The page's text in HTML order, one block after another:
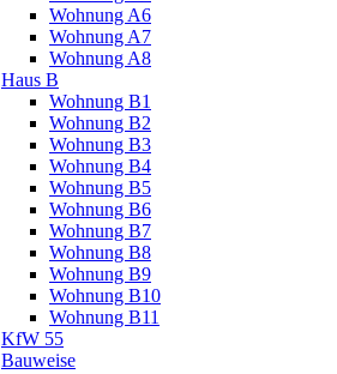
Wohnung A6
Wohnung A7
Wohnung A8
Haus B
Wohnung B1
Wohnung B2
Wohnung B3
Wohnung B4
Wohnung B5
Wohnung B6
Wohnung B7
Wohnung B8
Wohnung B9
Wohnung B10
Wohnung B11
KfW 55
Bauweise